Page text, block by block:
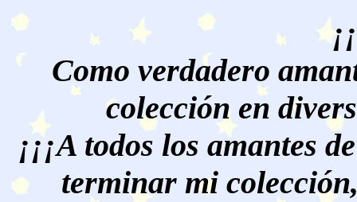
Como verdadero
colección en
¡¡¡A todos los amantes
terminar mi